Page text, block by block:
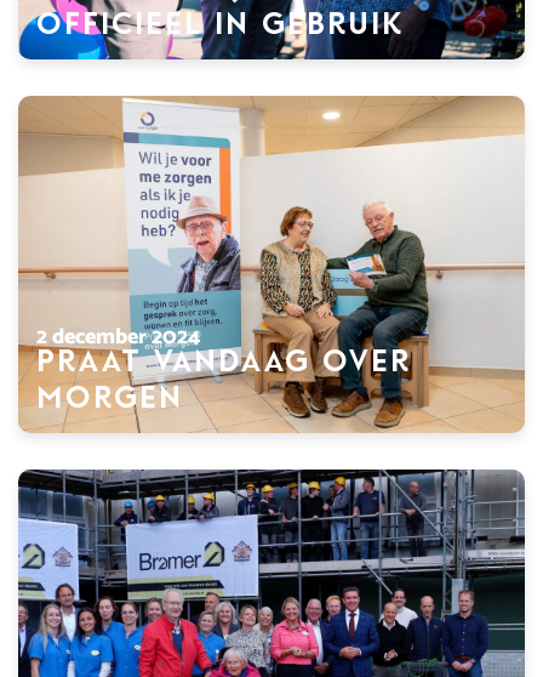
officieel in gebruik
Praat vandaag over
morgen
2 december 2024